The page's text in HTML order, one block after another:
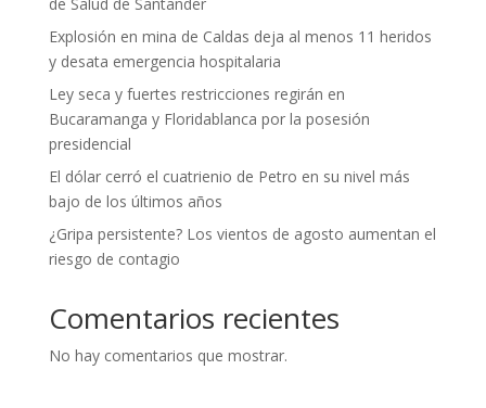
Explosión en mina de Caldas deja al menos 11 heridos
y desata emergencia hospitalaria
Ley seca y fuertes restricciones regirán en
Bucaramanga y Floridablanca por la posesión
presidencial
El dólar cerró el cuatrienio de Petro en su nivel más
bajo de los últimos años
¿Gripa persistente? Los vientos de agosto aumentan el
riesgo de contagio
Comentarios recientes
No hay comentarios que mostrar.